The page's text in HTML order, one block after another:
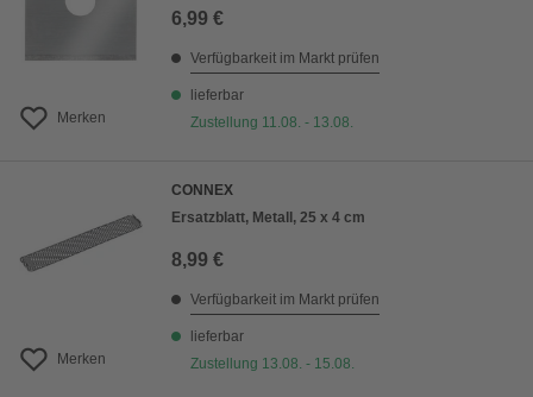
Merken
6,99 €
Verfügbarkeit im Markt prüfen
lieferbar
Zustellung 11.08. - 13.08.
Merken
CONNEX
Ersatzblatt, Metall, 25 x 4 cm
8,99 €
Verfügbarkeit im Markt prüfen
lieferbar
Zustellung 13.08. - 15.08.